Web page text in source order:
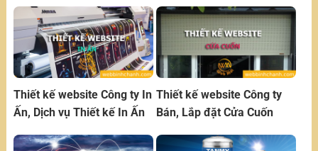
Thiết kế website Công ty In
Ấn, Dịch vụ Thiết kế In Ấn
Thiết kế website Công ty
Bán, Lắp đặt Cửa Cuốn